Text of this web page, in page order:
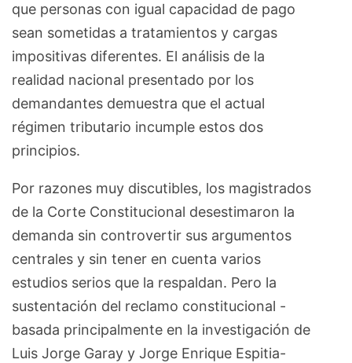
que personas con igual capacidad de pago
sean sometidas a tratamientos y cargas
impositivas diferentes. El análisis de la
realidad nacional presentado por los
demandantes demuestra que el actual
régimen tributario incumple estos dos
principios.
Por razones muy discutibles, los magistrados
de la Corte Constitucional desestimaron la
demanda sin controvertir sus argumentos
centrales y sin tener en cuenta varios
estudios serios que la respaldan. Pero la
sustentación del reclamo constitucional -
basada principalmente en la investigación de
Luis Jorge Garay y Jorge Enrique Espitia-